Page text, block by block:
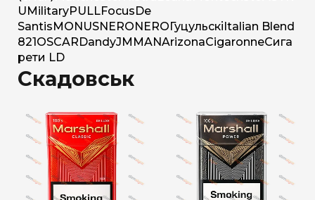
U MilitaryPULLFocus De
Santis MONUSNERO NERO Гуцульскі Italian Blend
821 OSCAR DandyJM MANArizonaCigaronneСига
рети LD
Скадовськ